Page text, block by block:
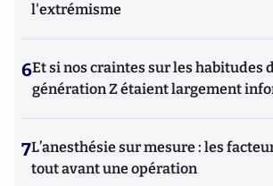
l'extrémisme
6Et si nos craintes sur les habitudes
génération Z étaient largement
7L’anesthésie sur mesure : les
tout avant une opération